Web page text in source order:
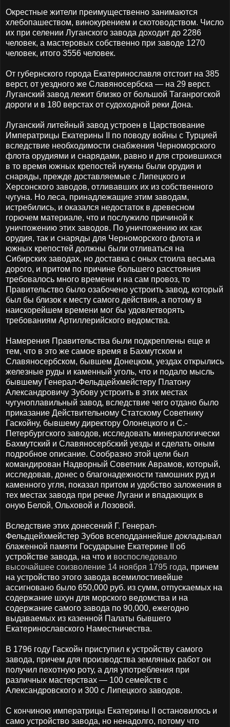
Окрестные жители преимущественно занимаются
хлебопашеством, винокурением и скотоводством. Число
их при селении Луганского завода доходит до 2286
человек, а мастеровых собственно при заводе 1270
человек, итого 3556 человек.
От губернского города Екатеринославля отстоит на 385
верст, от уездного же Славяносербска — на 29 верст.
Луганский завод лежит близко от большой Таганрогской
дороги и в 180 верстах от судоходной реки Дона.
Луганский литейный завод устроен в Царствование
Императрицы Екатерины II по поводу войны с Турцией
вследствие необходимости снабжения Черноморского
флота орудиями и снарядами, равно и для строившихся
в то время южных крепостей нужны были орудия и
снаряды, прежде доставляемые с Липецкого и
Херсонского заводов, отливавших их из собственного
чугуна. Но леса, принадлежащие этим заводам,
истребились, и оказался недостаток в древесном
горючем материале, что и послужило причиной к
уничтожению этих заводов. По уничтожению их как
орудия, так и снаряды для Черноморского флота и
южных крепостей должны были отливаться на
Сибирских заводах, но доставка с оных стоила весьма
дорого, и притом по причине большего расстояния
требовалось много времени и на сам провоз, то
Правительство было озабочено устроить завод, который
был бы близок к месту самого действия, а потому в
наискорейшем времени мог бы удовлетворять
требованиям Артиллерийского ведомства.
Намерения Правительства были подкреплены еще и
тем, что в это же самое время в Бахмутском и
Славяносербском, бывшем Донецком, уездах открылись
железные руды и каменный уголь, что и подало мысль
бывшему Генерал-Фельдцейхмейстеру Платону
Александровичу Зубову устроить в этих местах
чугуноплавильный завод, вследствие чего отдано было
приказание Действительному Статскому Советнику
Гаскойну, бывшему директору Олонецкого и С.-
Петербургского заводов, исследовать минералогически
Бахмутский и Славяносербский уезды и сделать оным
подробное описание. Сообразно этой цели был
командирован Надворный Советник Аврамов, который,
исследовав, донес о благонадежности тамошних руд и
каменного угля, показал притом и удобство заложения в
тех местах завода при речке Лугани и впадающих в
оную Белой, Ольховой и Лозовой.
Вследствие этих донесений Г. Генерал-
Фельдцейхмейстер Зубов всеподданнейше докладывал
блаженной памяти Государыне Екатерине II об
устройстве завода, на что и воспоследовало
высочайшее соизволение 14 ноября 1795 года, причем
на устройство этого завода всемилостивейше
ассигновано было 650,000 руб. из сумм, отпускаемых на
содержание шхун для морского ведомства и на
содержание самого завода по 90,000, ежегодно
выдаваемых из казенной Палаты бывшего
Екатеринославского Наместничества.
В 1796 году Гаскойн приступил к устройству самого
завода, причем для производства земляных работ он
получил пехотную роту, а для употребления при
различных мастерствах — 100 семейств с
Александровского и 300 с Липецкого заводов.
С кончиною императрицы Екатерины II остановилось и
само устройство завода, но ненадолго, потому что